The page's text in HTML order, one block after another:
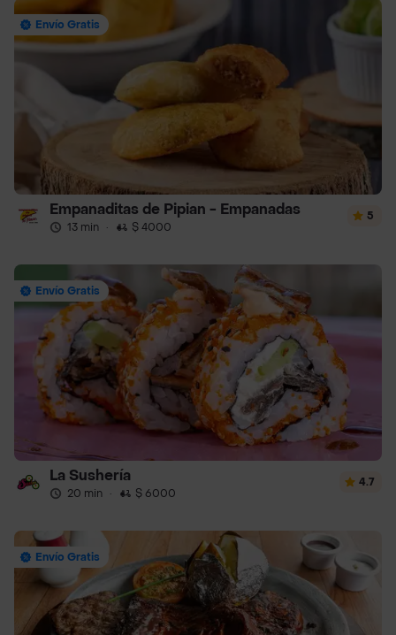
Envío Gratis
Empanaditas de Pipian - Empanadas
13 min · $ 4000
5
Envío Gratis
La Sushería
20 min · $ 6000
4.7
Envío Gratis